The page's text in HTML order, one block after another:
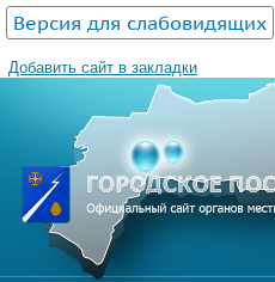
Версия для слабовидящих
Добавить сайт в закладки